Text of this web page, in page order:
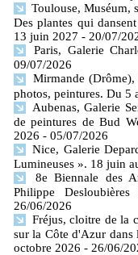
Toulouse, Muséum,
Des plantes qui
13 juin 2027 - 20/07/
Paris, Galerie
09/07/2026
Mirmande
photos, peintures. Du 5
Aubenas, Galerie
de peintures de Bud
2026 - 05/07/2026
Nice, Galerie
Lumineuses ». 18 juin
8e Biennale des
Philippe
26/06/2026
Fréjus, cloitre de la
sur la Côte d'Azur dans
octobre 2026 - 26/06/